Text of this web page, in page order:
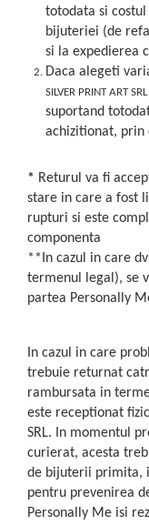
totodata si
bijuteriei (de
si la expedierea
Daca alegeti
SILVER PRINT ART SRL
suportand
achizitionat, prin
* Returul va fi
stare in care a fost
rupturi si este
componenta
**In cazul in care
termenul legal), se
partea Personally
In cazul in care
trebuie returnat
rambursata in
este receptionat fizic
SRL. In momentul
curierat, acesta
de bijuterii primita,
pentru prevenirea
Personally Me isi